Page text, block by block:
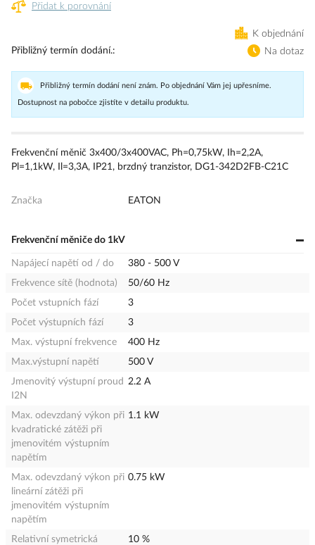
Přidat k porovnání
K objednání
Přibližný termín dodání.
Na dotaz
Přibližný termín dodání není znám. Po objednání Vám jej upřesníme.
Dostupnost na pobočce zjistíte v detailu produktu.
Frekvenční měnič 3x400/3x400VAC, Ph=0,75kW, Ih=2,2A,
Pl=1,1kW, Il=3,3A, IP21, brzdný tranzistor, DG1-342D2FB-C21C
Značka EATON
Frekvenční měniče do 1kV
Napájecí napětí od / do
380 - 500 V
Frekvence sítě (hodnota)
50/60 Hz
Počet vstupních fází
3
Počet výstupních fází
3
Max. výstupní frekvence
400 Hz
Max.výstupní napětí
500 V
Jmenovitý výstupní proud
I2N
2.2 A
Max. odevzdaný výkon při
kvadratické zátěži při
jmenovitém výstupním
napětím
1.1 kW
Max. odevzdaný výkon při
lineární zátěži při
jmenovitém výstupním
napětím
0.75 kW
Relativní symetrická
10 %